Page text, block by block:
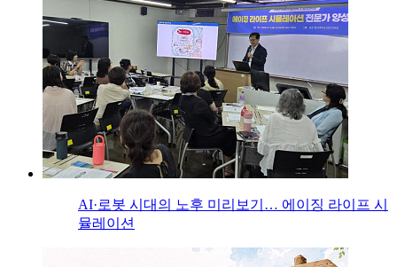
AI·로봇 시대의 노후 미리보기… 에이징 라이프 시
뮬레이션